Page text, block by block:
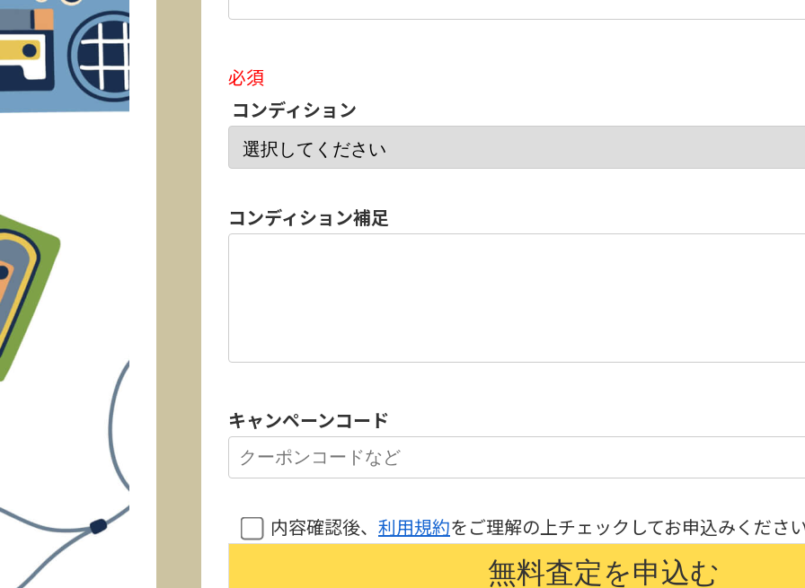
必須
コンディション
コンディション補足
キャンペーンコード
内容確認後、 利用規約をご理解の上チェックしてお申込みくださ